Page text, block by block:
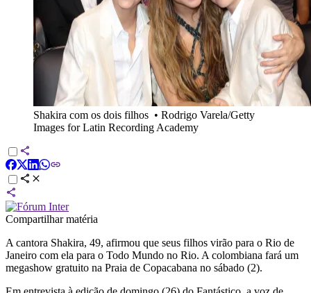
Shakira com os dois filhos • Rodrigo Varela/Getty
Images for Latin Recording Academy
Compartilhar matéria
A cantora Shakira, 49, afirmou que seus filhos virão para o Rio de
Janeiro com ela para o Todo Mundo no Rio. A colombiana fará um
megashow gratuito na Praia de Copacabana no sábado (2).